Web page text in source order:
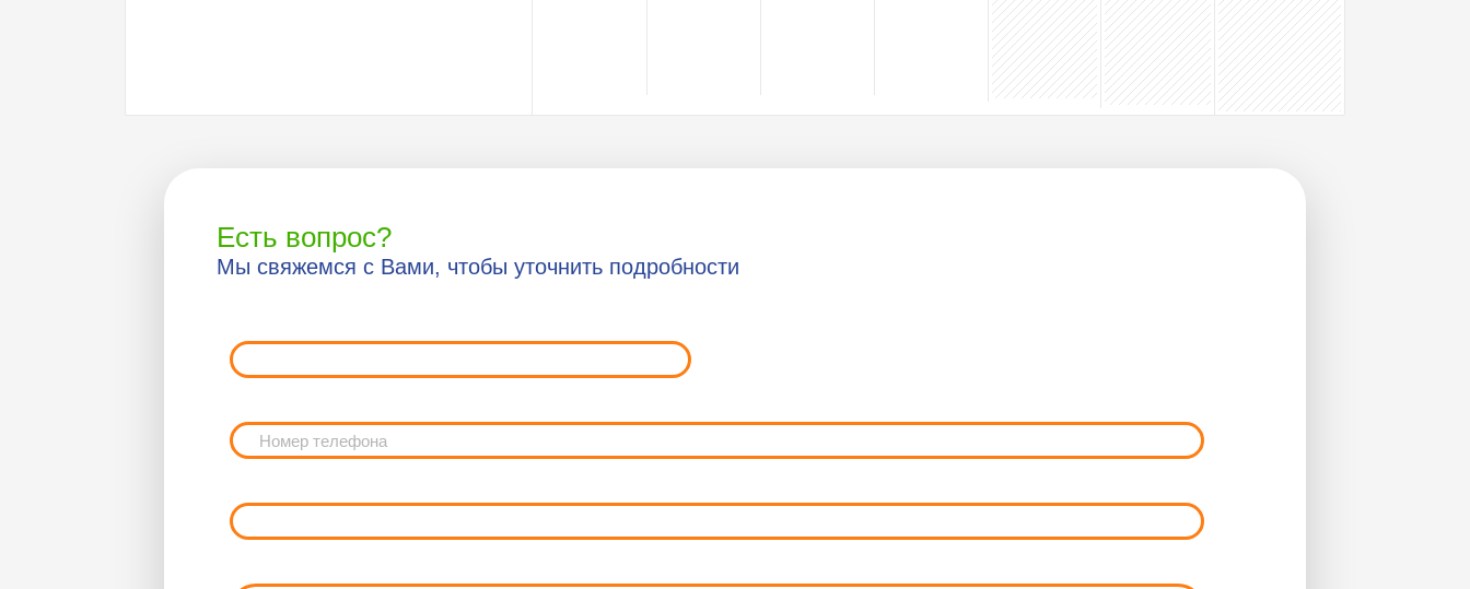
Есть вопрос?
Мы свяжемся с Вами, чтобы уточнить подробности